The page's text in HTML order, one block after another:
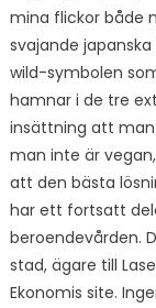
mina flickor både
svajande
wild-symbolen
hamnar i de tre
insättning att
man inte är
att den bästa
har ett fortsatt
beroendevården.
stad, ägare till
Ekonomis site.